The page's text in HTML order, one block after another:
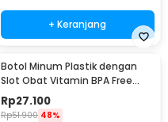
+ Keranjang
Botol Minum Plastik dengan
Slot Obat Vitamin BPA Free
600ml - 830
Rp27.100
Rp51.900 48%